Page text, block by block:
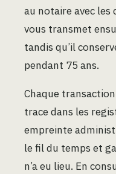
au notaire avec les
vous transmet
tandis qu’il
pendant 75 ans.
Chaque
trace dans les
empreinte
le fil du temps et
n’a eu lieu. En